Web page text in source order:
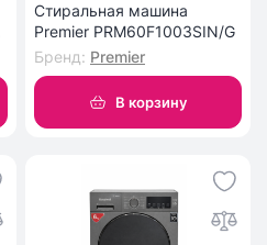
Стиральная машина
Premier PRM60F1003SIN/G
Бренд: Premier
В корзину